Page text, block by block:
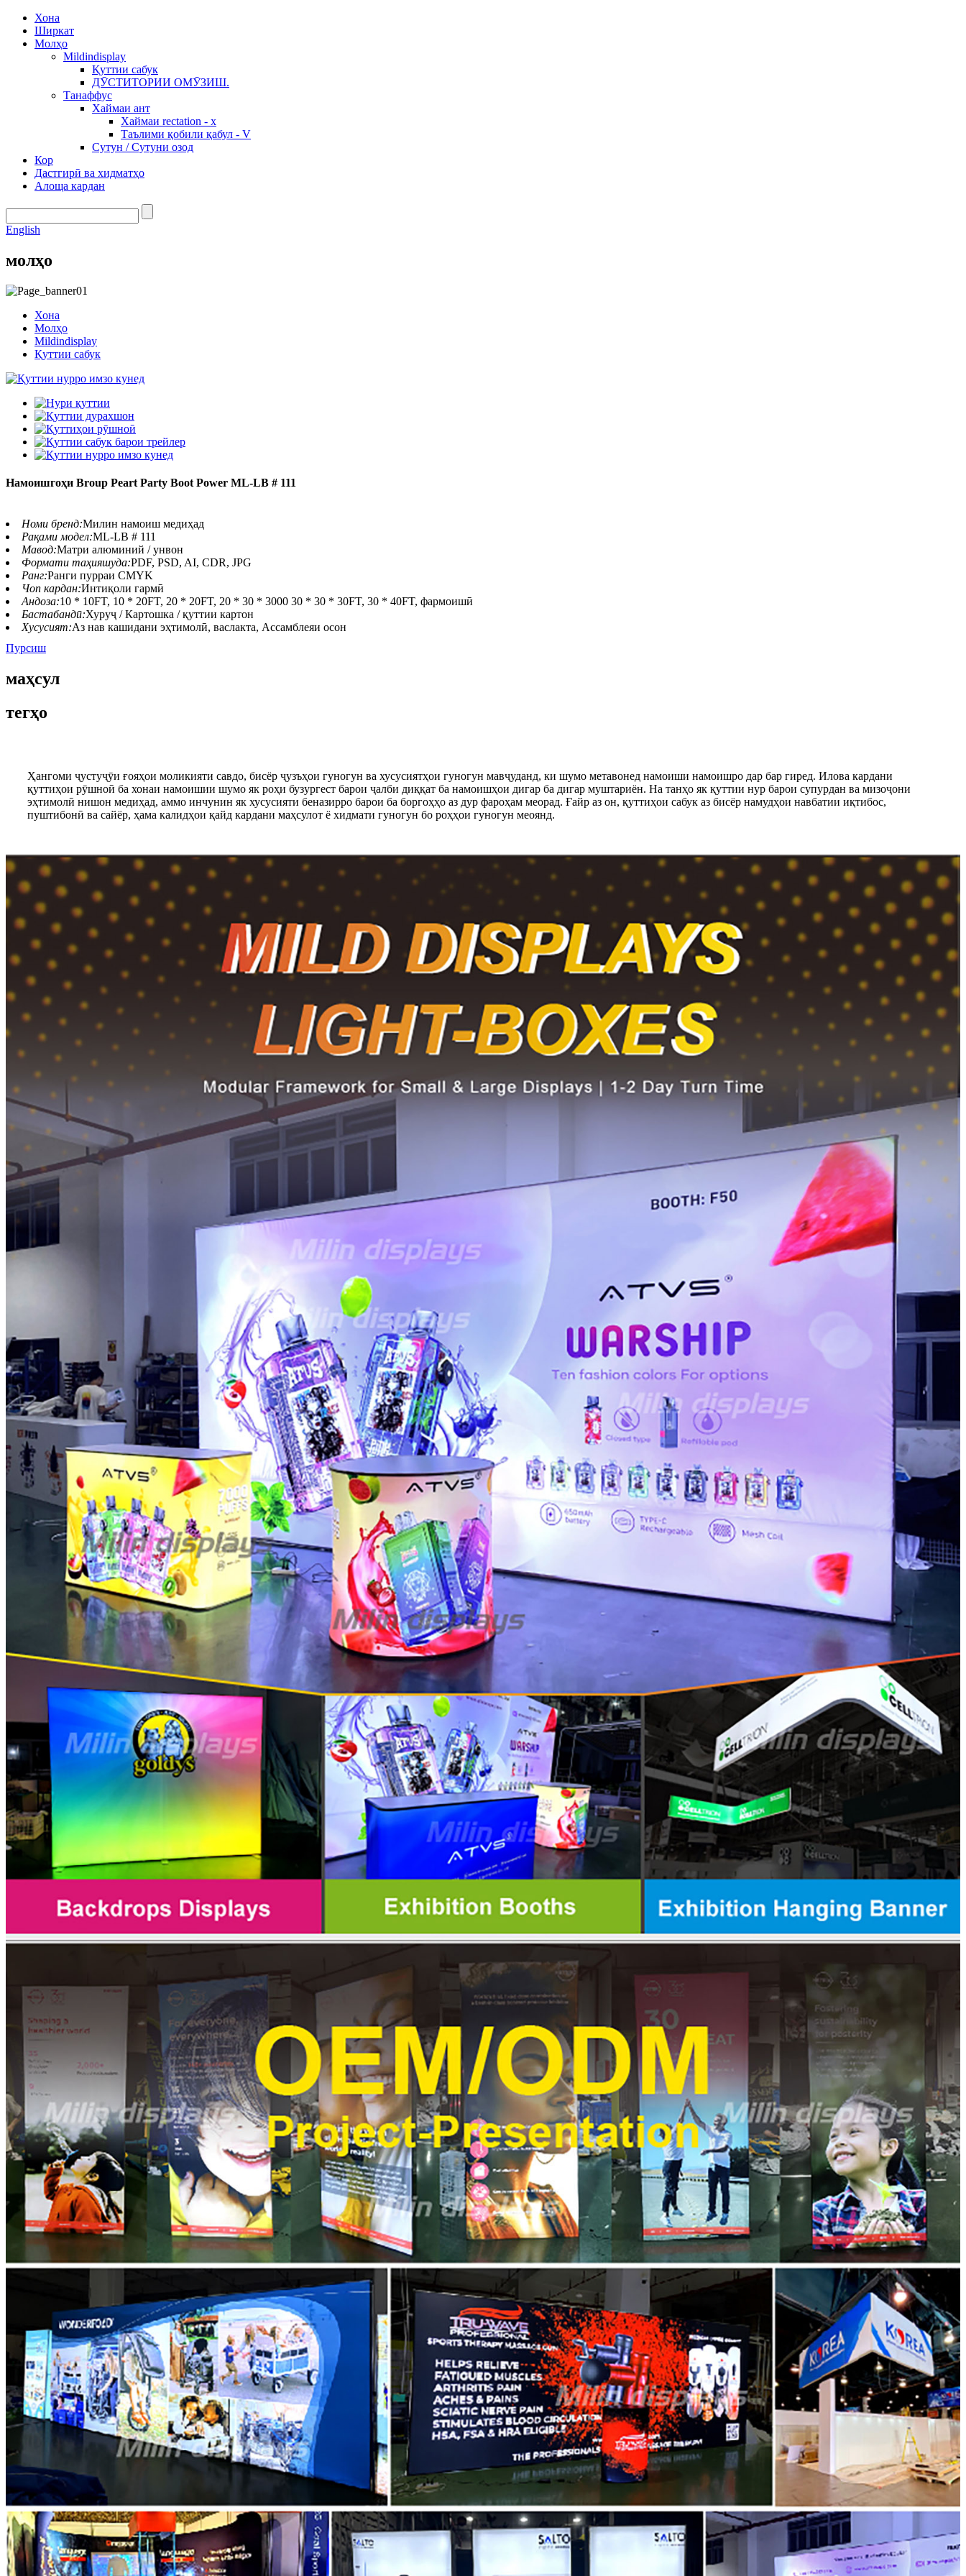
Хона
Ширкат
Молҳо
Mildindisplay
Қуттии сабук
ДӮСТИТОРИИ ОМӮЗИШ.
Танаффус
Хаймаи ант
Хаймаи rectation - x
Таълими қобили қабул - V
Сутун / Сутуни озод
Кор
Дастгирӣ ва хидматҳо
Алоща кардан
English
молҳо
Хона
Молҳо
Mildindisplay
Қуттии сабук
Намоишгоҳи Broup Peart Party Boot Power ML-LB # 111
Номи бренд:Милин намоиш медиҳад
Рақами модел:ML-LB # 111
Мавод:Матри алюминий / унвон
Формати таҳияшуда:PDF, PSD, AI, CDR, JPG
Ранг:Ранги пурраи CMYK
Чоп кардан:Интиқоли гармӣ
Андоза:10 * 10FT, 10 * 20FT, 20 * 20FT, 20 * 30 * 3000 30 * 30 * 30FT, 30 * 40FT, фармоишӣ
Бастабандӣ:Хуруҷ / Картошка / қуттии картон
Хусусият:Аз нав кашидани эҳтимолӣ, васлакта, Ассамблеяи осон
Пурсиш
маҳсул
тегҳо
Ҳангоми ҷустуҷӯи ғояҳои моликияти савдо, бисёр ҷузъҳои гуногун ва хусусиятҳои гуногун мавҷуданд, ки шумо метавонед намоиши намоишро дар бар гиред. Илова кардани
қуттиҳои рӯшноӣ ба хонаи намоишии шумо як роҳи бузургест барои ҷалби диққат ба намоишҳои дигар ба дигар муштариён. На танҳо як қуттии нур барои супурдан ва мизоҷони
эҳтимолӣ нишон медиҳад, аммо инчунин як хусусияти беназирро барои ба боргоҳҳо аз дур фароҳам меорад. Ғайр аз он, қуттиҳои сабук аз бисёр намудҳои навбатии иқтибос,
пуштибонӣ ва сайёр, ҳама калидҳои қайд кардани маҳсулот ё хидмати гуногун бо роҳҳои гуногун меоянд.